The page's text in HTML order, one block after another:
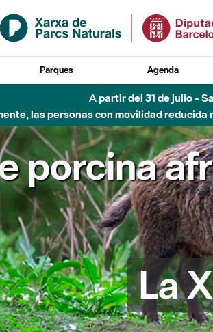
Parques Agenda
6 de agosto - Parque
porcina
La